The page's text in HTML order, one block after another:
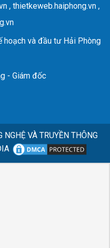
, thietkeweb.haiphong.vn ,
hoạch và đầu tư Hải Phòng
- Giám đốc
NGHỆ VÀ TRUYỀN THÔNG